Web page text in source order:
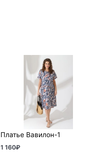
Платье Вавилон-1
1 160₽